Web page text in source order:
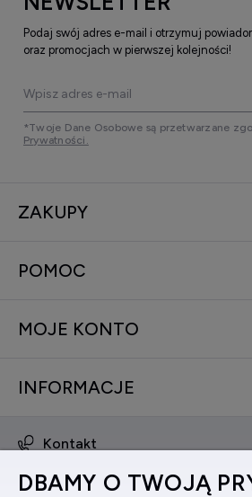
Podaj swój adres e-mail i otrzymuj
oraz promocjach w pierwszej kolejności!
*Twoje Dane Osobowe są przetwarzane
Prywatności.
ZAKUPY
POMOC
MOJE KONTO
INFORMACJE
Kontakt
DBAMY O TWOJĄ